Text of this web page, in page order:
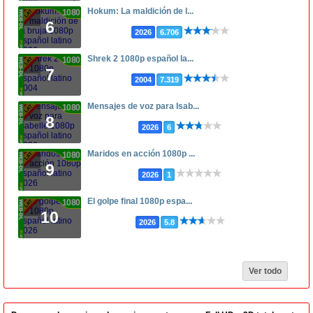
6
1080p Hokum: La maldición de l...
2026 6.706
7
1080p Shrek 2 1080p español la...
2004 7.319
8
1080p Mensajes de voz para Isab...
2026 6
9
1080p Maridos en acción 1080p ...
2026 1
10
1080p El golpe final 1080p espa...
2026 5.8
Ver todo